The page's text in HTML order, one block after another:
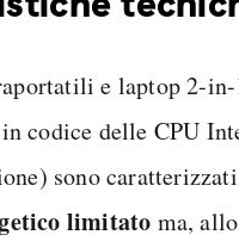
e laptop 2-
codice delle CPU
sono
limitato ma,